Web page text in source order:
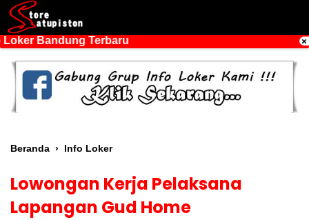
Beranda › Info Loker
Lowongan Kerja Pelaksana
Lapangan Gud Home
Bandung Terbaru